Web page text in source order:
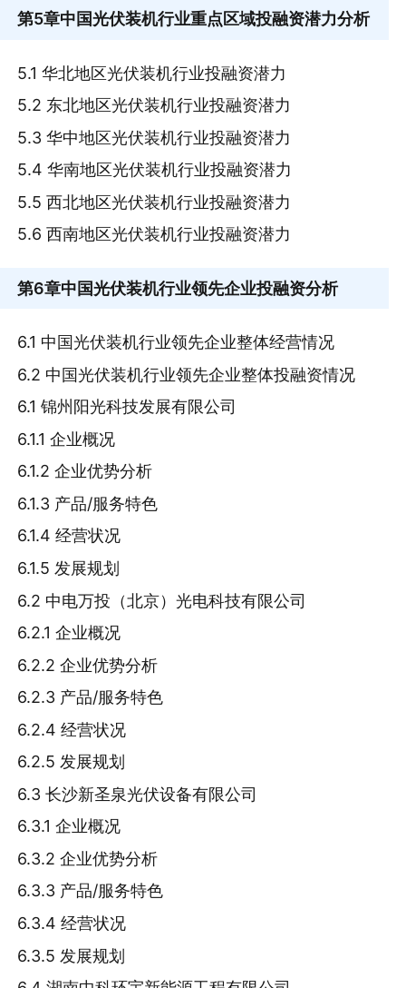
第5章中国光伏装机行业重点区域投融资潜力分析
5.1 华北地区光伏装机行业投融资潜力
5.2 东北地区光伏装机行业投融资潜力
5.3 华中地区光伏装机行业投融资潜力
5.4 华南地区光伏装机行业投融资潜力
5.5 西北地区光伏装机行业投融资潜力
5.6 西南地区光伏装机行业投融资潜力
第6章中国光伏装机行业领先企业投融资分析
6.1 中国光伏装机行业领先企业整体经营情况
6.2 中国光伏装机行业领先企业整体投融资情况
6.1 锦州阳光科技发展有限公司
6.1.1 企业概况
6.1.2 企业优势分析
6.1.3 产品/服务特色
6.1.4 经营状况
6.1.5 发展规划
6.2 中电万投（北京）光电科技有限公司
6.2.1 企业概况
6.2.2 企业优势分析
6.2.3 产品/服务特色
6.2.4 经营状况
6.2.5 发展规划
6.3 长沙新圣泉光伏设备有限公司
6.3.1 企业概况
6.3.2 企业优势分析
6.3.3 产品/服务特色
6.3.4 经营状况
6.3.5 发展规划